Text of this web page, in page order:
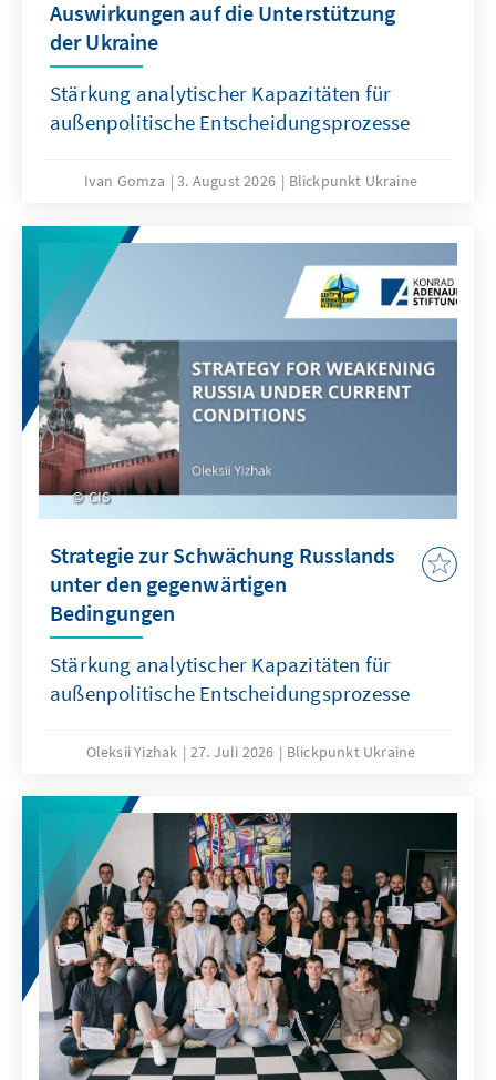
Auswirkungen auf die Unterstützung
der Ukraine
Stärkung analytischer Kapazitäten für
außenpolitische Entscheidungsprozesse
Ivan Gomza 3. August 2026 Blickpunkt Ukraine
CIS
Strategie zur Schwächung Russlands
unter den gegenwärtigen
Bedingungen
Stärkung analytischer Kapazitäten für
außenpolitische Entscheidungsprozesse
Oleksii Yizhak 27. Juli 2026 Blickpunkt Ukraine